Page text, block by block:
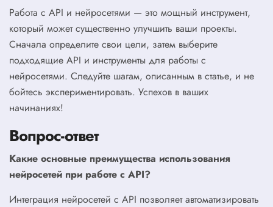
Работа с API и нейросетями — это мощный инструмент,
который может существенно улучшить ваши проекты.
Сначала определите свои цели, затем выберите
подходящие API и инструменты для работы с
нейросетями. Следуйте шагам, описанным в статье, и не
бойтесь экспериментировать. Успехов в ваших
начинаниях!
Вопрос-ответ
Какие основные преимущества использования
нейросетей при работе с API?
Интеграция нейросетей с API позволяет автоматизировать